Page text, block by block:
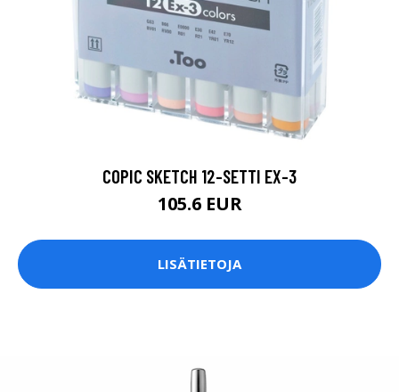
COPIC SKETCH 12-SETTI EX-3
105.6 EUR
LISÄTIETOJA